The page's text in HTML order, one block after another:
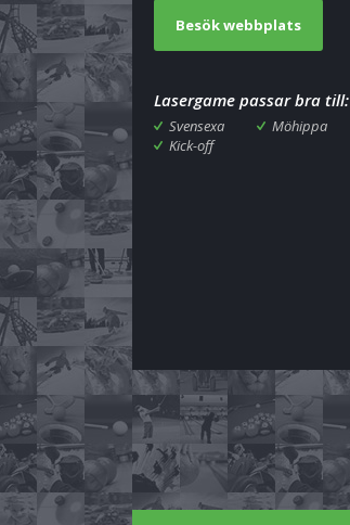
Besök webbplats
Lasergame passar bra till:
Svensexa Möhippa
Kick-off